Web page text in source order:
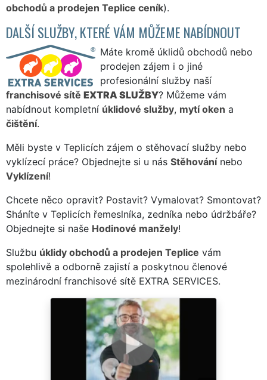
obchodů a prodejen Teplice ceník).
DALŠÍ SLUŽBY, KTERÉ VÁM MŮŽEME NABÍDNOUT
Máte kromě úklidů obchodů nebo
prodejen zájem i o jiné
profesionální služby naší
franchisové sítě EXTRA SLUŽBY? Můžeme vám
nabídnout kompletní úklidové služby, mytí oken a
čištění.
Měli byste v Teplicích zájem o stěhovací služby nebo
vyklízecí práce? Objednejte si u nás Stěhovánínebo
Vyklízení!
Chcete něco opravit? Postavit? Vymalovat? Smontovat?
Sháníte v Teplicích řemeslníka, zedníka nebo údržbáře?
Objednejte si naše Hodinové manžely!
Službu úklidy obchodů a prodejen Teplice vám
spolehlivě a odborně zajistí a poskytnou členové
mezinárodní franchisové sítě EXTRA SERVICES.